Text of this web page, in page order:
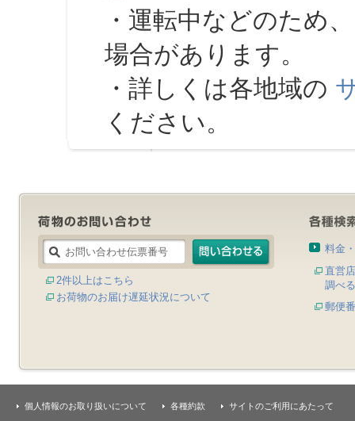
・運転中などのため
場合があります。
・詳しくは各地域の
ください。
2件以上はこちら
お荷物のお届け遅延状況について
料金
直営
調べる
郵便
個人情報のお取り扱いについて 各種約款 サイトのご利用にあたって